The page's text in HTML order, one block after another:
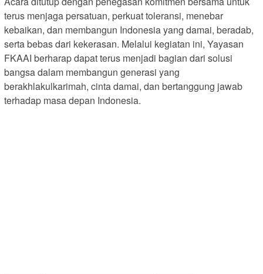
terus menjaga persatuan, perkuat toleransi, menebar
kebaikan, dan membangun Indonesia yang damai, beradab,
serta bebas dari kekerasan. Melalui kegiatan ini, Yayasan
FKAAI berharap dapat terus menjadi bagian dari solusi
bangsa dalam membangun generasi yang
berakhlakulkarimah, cinta damai, dan bertanggung jawab
terhadap masa depan Indonesia.